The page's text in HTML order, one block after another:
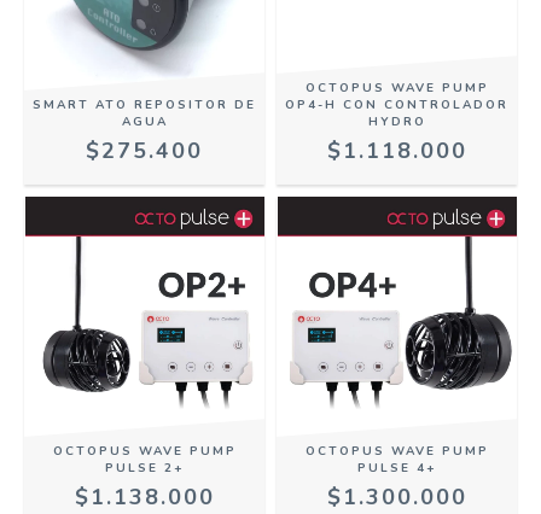
SMART ATO REPOSITOR DE
AGUA
$275.400
OCTOPUS WAVE PUMP
OP4-H CON CONTROLADOR
HYDRO
$1.118.000
OCTOPUS WAVE PUMP
PULSE 2+
$1.138.000
OCTOPUS WAVE PUMP
PULSE 4+
$1.300.000